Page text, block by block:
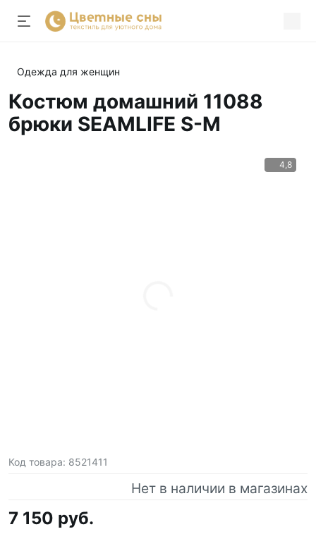
Одежда для женщин
Костюм домашний 11088
брюки SEAMLIFE S-M
4,8
Код товара: 8521411
Нет в наличии в магазинах
7 150 руб.